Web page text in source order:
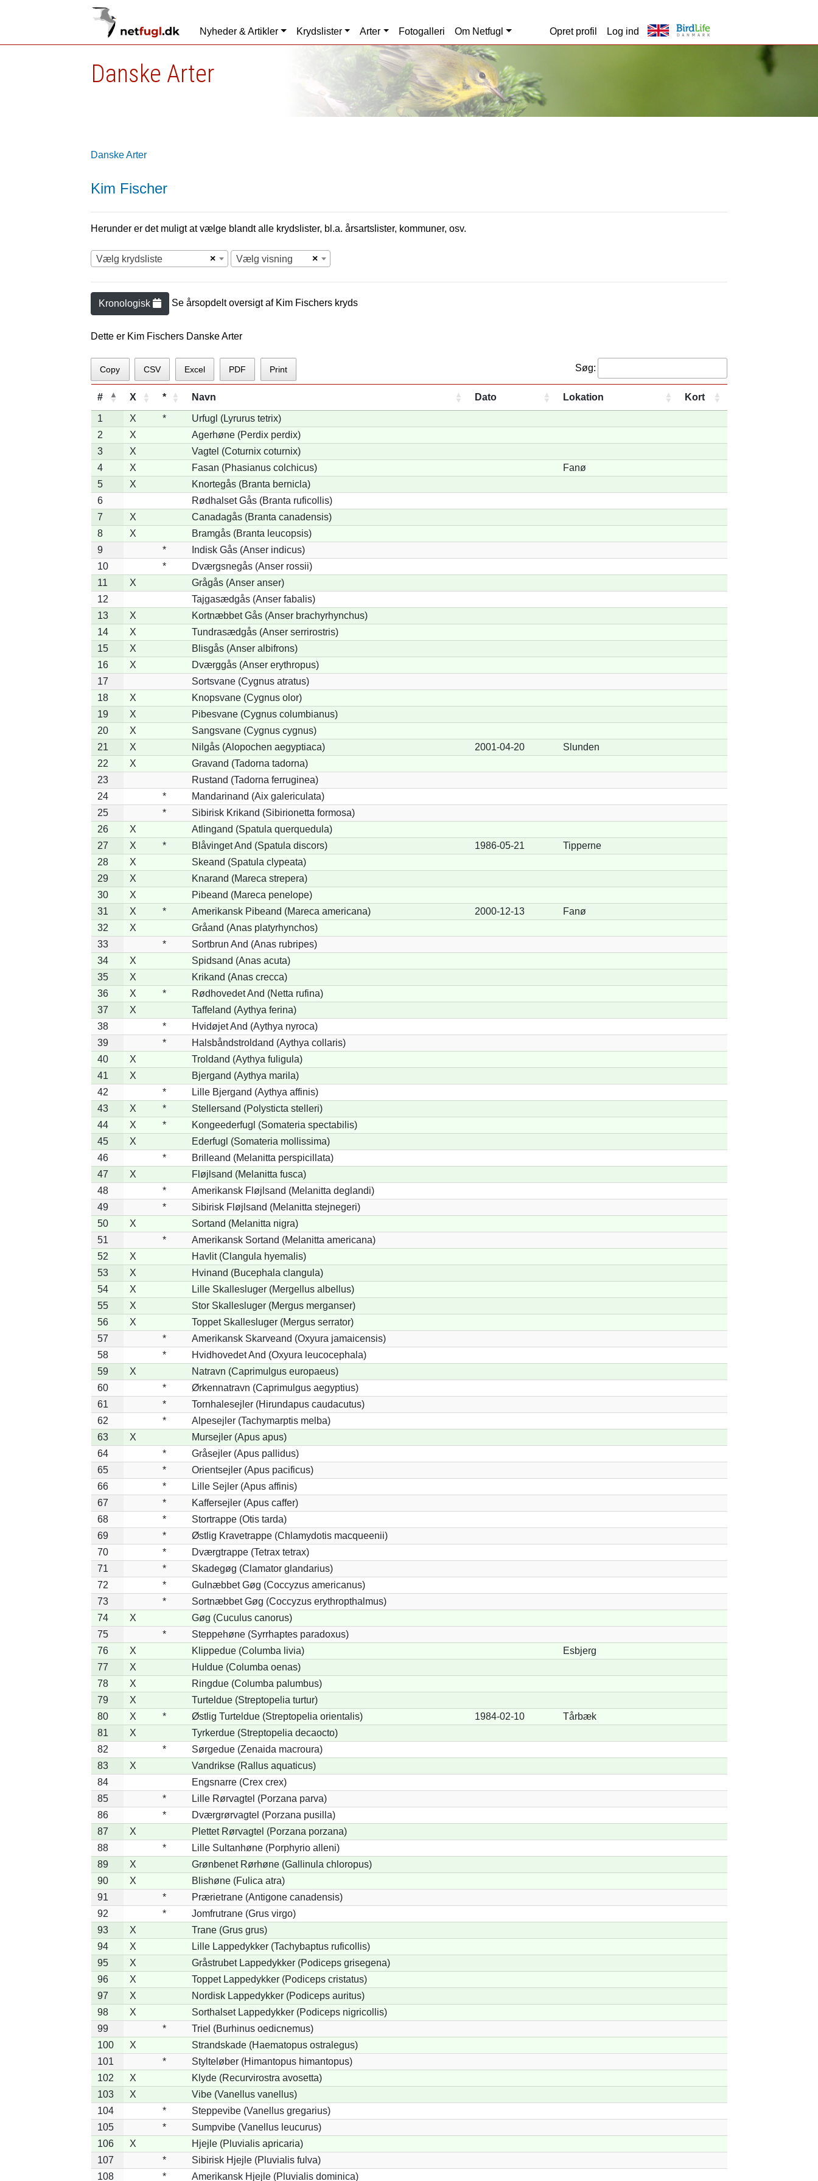
Nyheder & Artikler Krydslister Arter Fotogalleri Om Netfugl Opret profil Log ind
Danske Arter
Danske Arter
Kim Fischer
Herunder er det muligt at vælge blandt alle krydslister, bl.a. årsartslister, kommuner, osv.
×
Vælg krydsliste ×
Vælg visning
Kronologisk Se årsopdelt oversigt af Kim Fischers kryds
Dette er Kim Fischers Danske Arter
Copy CSV Excel PDF Print Søg:
# X * Navn Dato Lokation Kort
1 X *
Urfugl (Lyrurus tetrix)
2
X
Agerhøne (Perdix perdix)
3
X
Vagtel (Coturnix coturnix)
4
X Fasan (Phasianus colchicus)
Fanø
5
X
Knortegås (Branta bernicla)
6
Rødhalset Gås (Branta ruficollis)
7
X
Canadagås (Branta canadensis)
8
X
Bramgås (Branta leucopsis)
9
*
Indisk Gås (Anser indicus)
10
*
Dværgsnegås (Anser rossii)
11
X
Grågås (Anser anser)
12
Tajgasædgås (Anser fabalis)
13
X
Kortnæbbet Gås (Anser brachyrhynchus)
14
X
Tundrasædgås (Anser serrirostris)
15
X
Blisgås (Anser albifrons)
16
X
Dværggås (Anser erythropus)
17
Sortsvane (Cygnus atratus)
18
X
Knopsvane (Cygnus olor)
19
X
Pibesvane (Cygnus columbianus)
20
X
Sangsvane (Cygnus cygnus)
21
X Nilgås (Alopochen aegyptiaca) 2001-04-20
Slunden
22
X
Gravand (Tadorna tadorna)
23
Rustand (Tadorna ferruginea)
24
*
Mandarinand (Aix galericulata)
25
*
Sibirisk Krikand (Sibirionetta formosa)
26
X
Atlingand (Spatula querquedula)
27
X * Blåvinget And (Spatula discors) 1986-05-21
Tipperne
28
X
Skeand (Spatula clypeata)
29
X
Knarand (Mareca strepera)
30
X
Pibeand (Mareca penelope)
31
X * Amerikansk Pibeand (Mareca americana) 2000-12-13
Fanø
32
X
Gråand (Anas platyrhynchos)
33
*
Sortbrun And (Anas rubripes)
34
X
Spidsand (Anas acuta)
35
X
Krikand (Anas crecca)
36
X *
Rødhovedet And (Netta rufina)
37
X
Taffeland (Aythya ferina)
38
*
Hvidøjet And (Aythya nyroca)
39
*
Halsbåndstroldand (Aythya collaris)
40
X
Troldand (Aythya fuligula)
41
X
Bjergand (Aythya marila)
42
*
Lille Bjergand (Aythya affinis)
43
X *
Stellersand (Polysticta stelleri)
44
X *
Kongeederfugl (Somateria spectabilis)
45
X
Ederfugl (Somateria mollissima)
46
*
Brilleand (Melanitta perspicillata)
47
X
Fløjlsand (Melanitta fusca)
48
*
Amerikansk Fløjlsand (Melanitta deglandi)
49
*
Sibirisk Fløjlsand (Melanitta stejnegeri)
50
X
Sortand (Melanitta nigra)
51
*
Amerikansk Sortand (Melanitta americana)
52
X
Havlit (Clangula hyemalis)
53
X
Hvinand (Bucephala clangula)
54
X
Lille Skallesluger (Mergellus albellus)
55
X
Stor Skallesluger (Mergus merganser)
56
X
Toppet Skallesluger (Mergus serrator)
57
*
Amerikansk Skarveand (Oxyura jamaicensis)
58
*
Hvidhovedet And (Oxyura leucocephala)
59
X
Natravn (Caprimulgus europaeus)
60
*
Ørkennatravn (Caprimulgus aegyptius)
61
*
Tornhalesejler (Hirundapus caudacutus)
62
*
Alpesejler (Tachymarptis melba)
63
X
Mursejler (Apus apus)
64
*
Gråsejler (Apus pallidus)
65
*
Orientsejler (Apus pacificus)
66
*
Lille Sejler (Apus affinis)
67
*
Kaffersejler (Apus caffer)
68
*
Stortrappe (Otis tarda)
69
*
Østlig Kravetrappe (Chlamydotis macqueenii)
70
*
Dværgtrappe (Tetrax tetrax)
71
*
Skadegøg (Clamator glandarius)
72
*
Gulnæbbet Gøg (Coccyzus americanus)
73
*
Sortnæbbet Gøg (Coccyzus erythropthalmus)
74
X
Gøg (Cuculus canorus)
75
*
Steppehøne (Syrrhaptes paradoxus)
76
X Klippedue (Columba livia)
Esbjerg
77
X
Huldue (Columba oenas)
78
X
Ringdue (Columba palumbus)
79
X
Turteldue (Streptopelia turtur)
80
X * Østlig Turteldue (Streptopelia orientalis) 1984-02-10
Tårbæk
81
X
Tyrkerdue (Streptopelia decaocto)
82
*
Sørgedue (Zenaida macroura)
83
X
Vandrikse (Rallus aquaticus)
84
Engsnarre (Crex crex)
85
*
Lille Rørvagtel (Porzana parva)
86
*
Dværgrørvagtel (Porzana pusilla)
87
X
Plettet Rørvagtel (Porzana porzana)
88
*
Lille Sultanhøne (Porphyrio alleni)
89
X
Grønbenet Rørhøne (Gallinula chloropus)
90
X
Blishøne (Fulica atra)
91
*
Prærietrane (Antigone canadensis)
92
*
Jomfrutrane (Grus virgo)
93
X
Trane (Grus grus)
94
X
Lille Lappedykker (Tachybaptus ruficollis)
95
X
Gråstrubet Lappedykker (Podiceps grisegena)
96
X
Toppet Lappedykker (Podiceps cristatus)
97
X
Nordisk Lappedykker (Podiceps auritus)
98
X
Sorthalset Lappedykker (Podiceps nigricollis)
99
*
Triel (Burhinus oedicnemus)
100
X
Strandskade (Haematopus ostralegus)
101
*
Stylteløber (Himantopus himantopus)
102
X
Klyde (Recurvirostra avosetta)
103
X
Vibe (Vanellus vanellus)
104
*
Steppevibe (Vanellus gregarius)
105
*
Sumpvibe (Vanellus leucurus)
106
X
Hjejle (Pluvialis apricaria)
107
*
Sibirisk Hjejle (Pluvialis fulva)
108
* Amerikansk Hjejle (Pluvialis dominica)